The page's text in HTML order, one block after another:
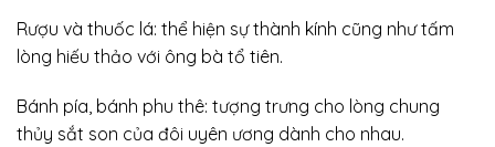
Rượu và thuốc lá: thể hiện sự thành kính cũng như tấm
lòng hiếu thảo với ông bà tổ tiên.
Bánh pía, bánh phu thê: tượng trưng cho lòng chung
thủy sắt son của đôi uyên ương dành cho nhau.